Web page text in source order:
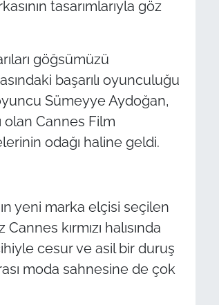
tasarımlarıyla göz
göğsümüzü
başarılı oyunculuğu
Sümeyye Aydoğan,
olan Cannes Film
odağı haline geldi.
yeni marka elçisi seçilen
kırmızı halısında
cesur ve asil bir duruş
moda sahnesine de çok